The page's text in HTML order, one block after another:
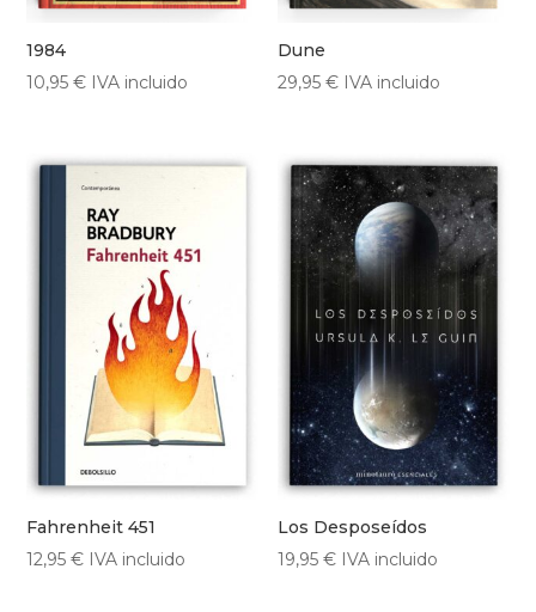
1984
10,95€ IVA incluido
Dune
29,95€ IVA incluido
Fahrenheit 451
12,95€ IVA incluido
Los Desposeídos
19,95€ IVA incluido